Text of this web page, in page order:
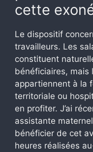
cette
Le dispositif
travailleurs. Les
constituent
bénéficiaires, mais
appartiennent à la
territoriale ou
en profiter. J’ai
assistante
bénéficier de cet
heures réalisées